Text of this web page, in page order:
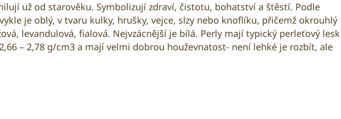
už od starověku. Symbolizují zdraví, čistotu, bohatství a štěstí. Podle
je oblý, v tvaru kulky, hrušky, vejce, slzy nebo knoflíku, přičemž okrouhlý
levandulová, fialová. Nejvzácnější je bílá. Perly mají typický perleťový lesk
– 2,78 g/cm3 a mají velmi dobrou houževnatost- není lehké je rozbít, ale